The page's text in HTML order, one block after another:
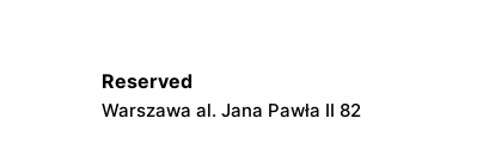
Reserved
Warszawa al. Jana Pawła II 82